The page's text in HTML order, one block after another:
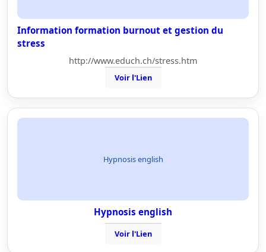
Information formation burnout et gestion du
stress
http://www.educh.ch/stress.htm
Voir l'Lien
Hypnosis english
Hypnosis english
Voir l'Lien